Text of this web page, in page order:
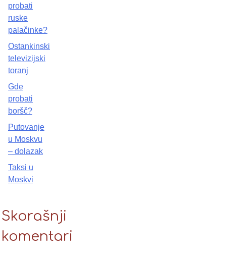
probati
ruske
palačinke?
Ostankinski
televizijski
toranj
Gde
probati
boršč?
Putovanje
u Moskvu
– dolazak
Taksi u
Moskvi
Skorašnji
komentari